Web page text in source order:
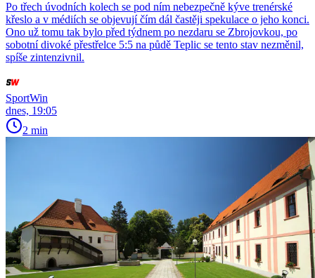
Po třech úvodních kolech se pod ním nebezpečně kýve trenérské
křeslo a v médiích se objevují čím dál častěji spekulace o jeho konci.
Ono už tomu tak bylo před týdnem po nezdaru se Zbrojovkou, po
sobotní divoké přestřelce 5:5 na půdě Teplic se tento stav nezměnil,
spíše zintenzivnil.
SportWin
dnes, 19:05
2 min